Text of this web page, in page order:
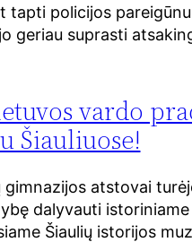
tapti policijos
geriau suprasti
vardo
Šiauliuose!
gimnazijos atstovai
dalyvauti
Šiaulių istorijos